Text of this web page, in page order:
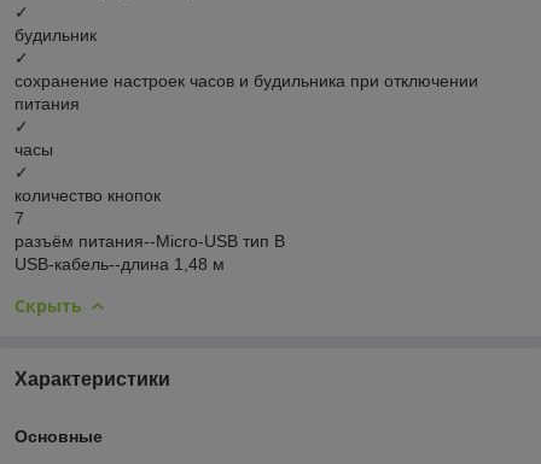
✓
будильник
✓
сохранение настроек часов и будильника при отключении
питания
✓
часы
✓
количество кнопок
7
разъём питания--Micro-USB тип B
USB-кабель--длина 1,48 м
Скрыть
Характеристики
Основные